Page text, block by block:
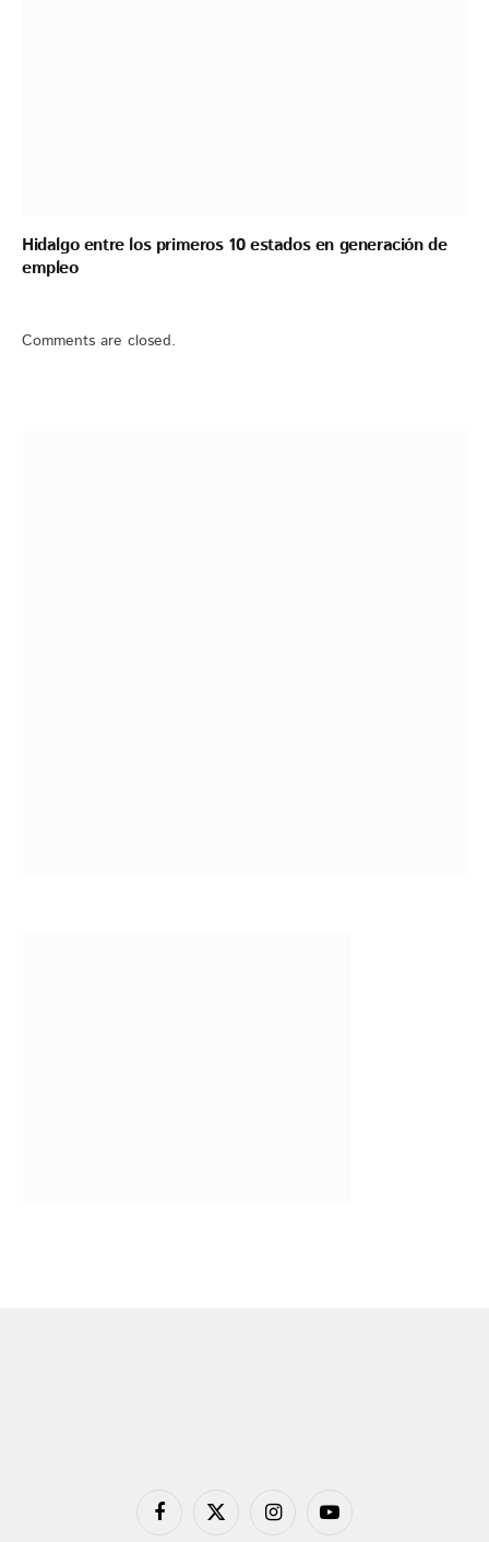
Hidalgo entre los primeros 10 estados en generación de
empleo
Comments are closed.
FacebookX
InstagramYouTube